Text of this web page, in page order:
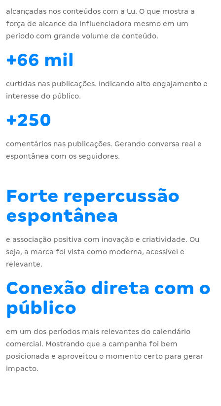
alcançadas nos conteúdos com a Lu. O que mostra a
força de alcance da influenciadora mesmo em um
período com grande volume de conteúdo.
+66 mil
curtidas nas publicações. Indicando alto engajamento e
interesse do público.
+250
comentários nas publicações. Gerando conversa real e
espontânea com os seguidores.
Forte repercussão
espontânea
e associação positiva com inovação e criatividade. Ou
seja, a marca foi vista como moderna, acessível e
relevante.
Conexão direta com o
público
em um dos períodos mais relevantes do calendário
comercial. Mostrando que a campanha foi bem
posicionada e aproveitou o momento certo para gerar
impacto.